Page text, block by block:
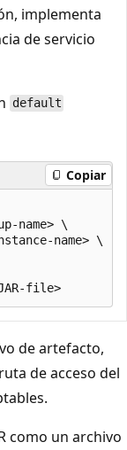
implementa
de servicio
default
Copiar
name> \
name> \
de artefacto,
de acceso del
como un archivo